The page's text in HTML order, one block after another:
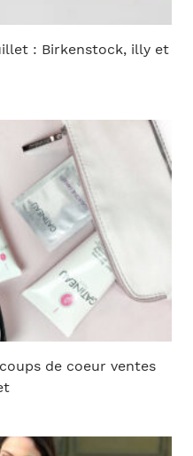
: Birkenstock, illy et
de coeur ventes